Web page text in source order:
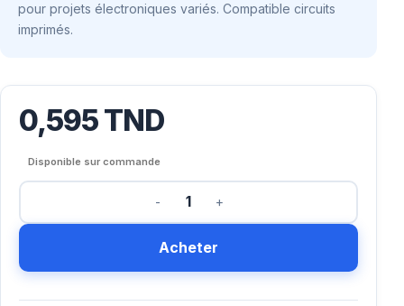
pour projets électroniques variés. Compatible circuits
imprimés.
0,595TND
Disponible sur commande
Acheter